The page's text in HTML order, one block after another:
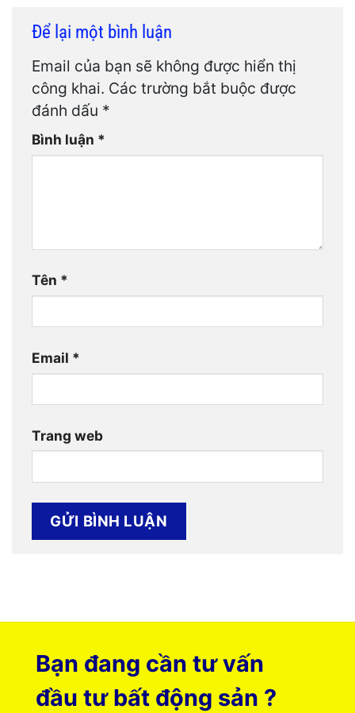
Để lại một bình luận
Email của bạn sẽ không được hiển thị
công khai. Các trường bắt buộc được
đánh dấu *
Bình luận *
Tên *
Email *
Trang web
Bạn đang cần tư vấn
đầu tư bất động sản ?